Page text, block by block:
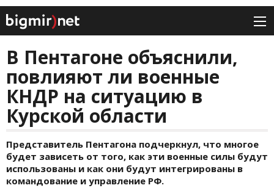
В Пентагоне объяснили,
повлияют ли военные
КНДР на ситуацию в
Курской области
Представитель Пентагона подчеркнул, что многое
будет зависеть от того, как эти военные силы будут
использованы и как они будут интегрированы в
командование и управление РФ.